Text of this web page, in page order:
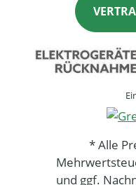
* Alle
und ggf.